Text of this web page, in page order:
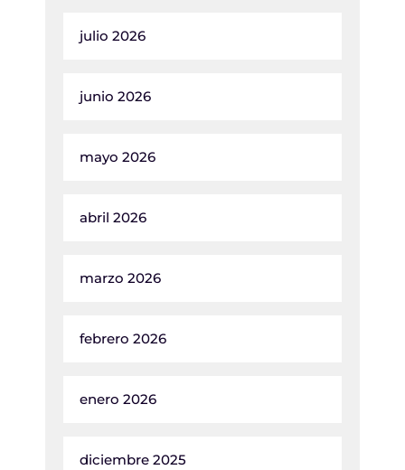
julio 2026
junio 2026
mayo 2026
abril 2026
marzo 2026
febrero 2026
enero 2026
diciembre 2025